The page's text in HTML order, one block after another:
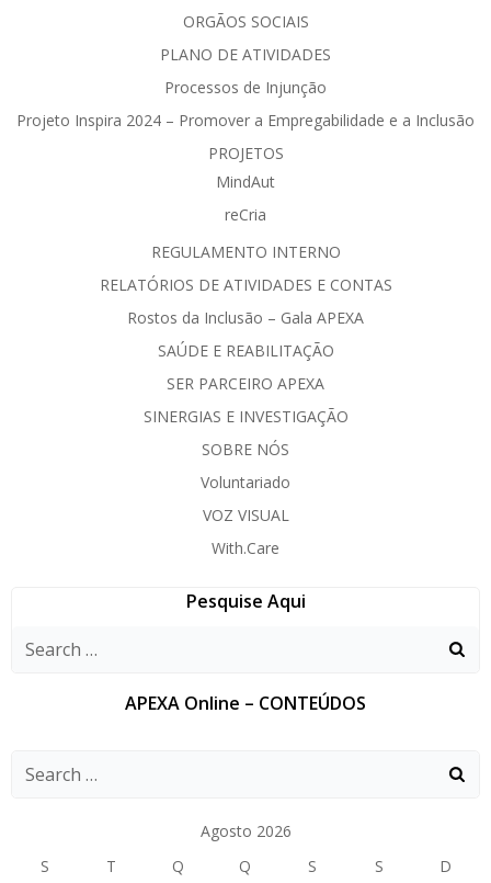
ORGÃOS SOCIAIS
PLANO DE ATIVIDADES
Processos de Injunção
Projeto Inspira 2024 – Promover a Empregabilidade e a Inclusão
PROJETOS
MindAut
reCria
REGULAMENTO INTERNO
RELATÓRIOS DE ATIVIDADES E CONTAS
Rostos da Inclusão – Gala APEXA
SAÚDE E REABILITAÇÃO
SER PARCEIRO APEXA
SINERGIAS E INVESTIGAÇÃO
SOBRE NÓS
Voluntariado
VOZ VISUAL
With.Care
Pesquise Aqui
APEXA Online – CONTEÚDOS
Agosto 2026
S
T Q Q S S
D